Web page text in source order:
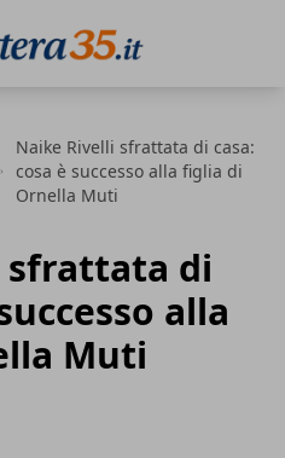
Naike Rivelli sfrattata di casa:
cosa è successo alla figlia di
Ornella Muti
sfrattata di
alla
Muti